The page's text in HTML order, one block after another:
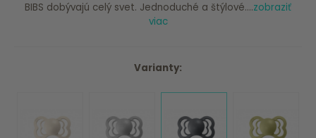
BIBS dobývajú celý svet. Jednoduché a štýlové....zobraziť
viac
Varianty: